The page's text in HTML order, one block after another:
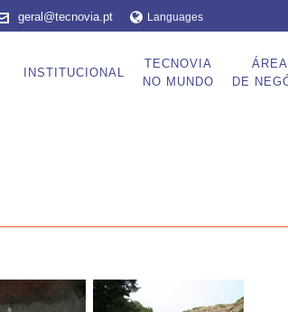
geral@tecnovia.pt Languages
INSTITUCIONAL
TECNOVIA
NO MUNDO
DE